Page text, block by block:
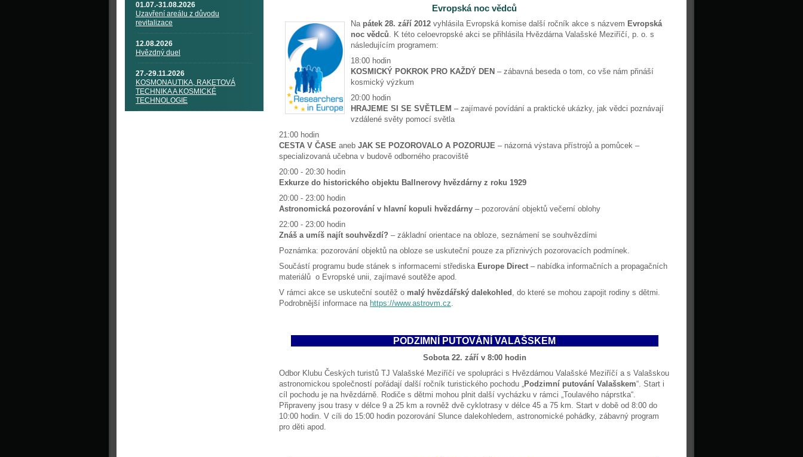
01.07.-31.08.2026
Uzavření areálu z důvodu
revitalizace
12.08.2026
Hvězdný duel
27.-29.11.2026
KOSMONAUTIKA, RAKETOVÁ
TECHNIKA A KOSMICKÉ
TECHNOLOGIE
Evropská noc vědců
Na pátek 28. září 2012 vyhlásila Evropská komise další ročník akce s názvem Evropská
noc vědců. K této celoevropské akci se přihlásila Hvězdárna Valašské Meziříčí, p. o. s
následujícím programem:
18:00 hodin
KOSMICKÝ POKROK PRO KAŽDÝ DEN – zábavná beseda o tom, co vše nám přináší
kosmický výzkum
20:00 hodin
HRAJEME SI SE SVĚTLEM – zajímavé povídání a praktické ukázky, jak vědci poznávají
vzdálené světy pomocí světla
21:00 hodin
CESTA V ČASE aneb JAK SE POZOROVALO A POZORUJE – názorná výstava přístrojů a pomůcek –
specializovaná učebna v budově odborného pracoviště
20:00 - 20:30 hodin
Exkurze do historického objektu Ballnerovy hvězdárny z roku 1929
20:00 - 23:00 hodin
Astronomická pozorování v hlavní kopuli hvězdárny – pozorování objektů večerní oblohy
22:00 - 23:00 hodin
Znáš a umíš najít souhvězdí? – základní orientace na obloze, seznámení se souhvězdími
Poznámka: pozorování objektů na obloze se uskuteční pouze za příznivých pozorovacích podmínek.
Součástí programu bude stánek s informacemi střediska Europe Direct – nabídka informačních a propagačních
materiálů o Evropské unii, zajímavé soutěže apod.
V rámci akce se uskuteční soutěž o malý hvězdářský dalekohled , do které se mohou zapojit rodiny s dětmi.
Podrobnější informace na https://www.astrovm.cz.
PODZIMNÍ PUTOVÁNÍ VALAŠSKEM
Sobota 22. září v 8:00 hodin
Odbor Klubu Českých turistů TJ Valašské Meziříčí ve spolupráci s Hvězdárnou Valašské Meziříčí a s Valašskou
astronomickou společností pořádají další ročník turistického pochodu „Podzimní putování Valašskem“. Start i
cíl pochodu je na hvězdárně. Rodiče s dětmi mohou plnit další vycházku v rámci „Toulavého náprstka“.
Připraveny jsou trasy v délce 9 a 25 km a rovněž dvě cyklotrasy v délce 45 a 75 km. Start v době od 8:00 do
10:00 hodin. V cíli do 15:00 hodin pozorování Slunce dalekohledem, astronomické pohádky, zábavný program
pro děti apod.